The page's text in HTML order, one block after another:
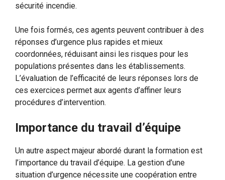
sécurité incendie.
Une fois formés, ces agents peuvent contribuer à des
réponses d’urgence plus rapides et mieux
coordonnées, réduisant ainsi les risques pour les
populations présentes dans les établissements.
L’évaluation de l’efficacité de leurs réponses lors de
ces exercices permet aux agents d’affiner leurs
procédures d’intervention.
Importance du travail d’équipe
Un autre aspect majeur abordé durant la formation est
l’importance du travail d’équipe. La gestion d’une
situation d’urgence nécessite une coopération entre